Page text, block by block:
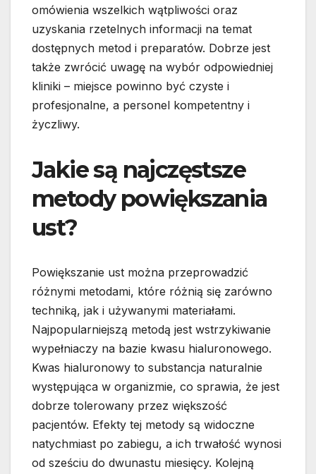
omówienia wszelkich wątpliwości oraz
uzyskania rzetelnych informacji na temat
dostępnych metod i preparatów. Dobrze jest
także zwrócić uwagę na wybór odpowiedniej
kliniki – miejsce powinno być czyste i
profesjonalne, a personel kompetentny i
życzliwy.
Jakie są najczęstsze
metody powiększania
ust?
Powiększanie ust można przeprowadzić
różnymi metodami, które różnią się zarówno
techniką, jak i używanymi materiałami.
Najpopularniejszą metodą jest wstrzykiwanie
wypełniaczy na bazie kwasu hialuronowego.
Kwas hialuronowy to substancja naturalnie
występująca w organizmie, co sprawia, że jest
dobrze tolerowany przez większość
pacjentów. Efekty tej metody są widoczne
natychmiast po zabiegu, a ich trwałość wynosi
od sześciu do dwunastu miesięcy. Kolejną